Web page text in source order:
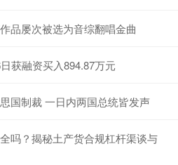
品屡次被选为音综翻唱金曲
获融资买入894.87万元
国制裁 一日内两国总统皆发声
吗？揭秘土产货合规杠杆渠谈与